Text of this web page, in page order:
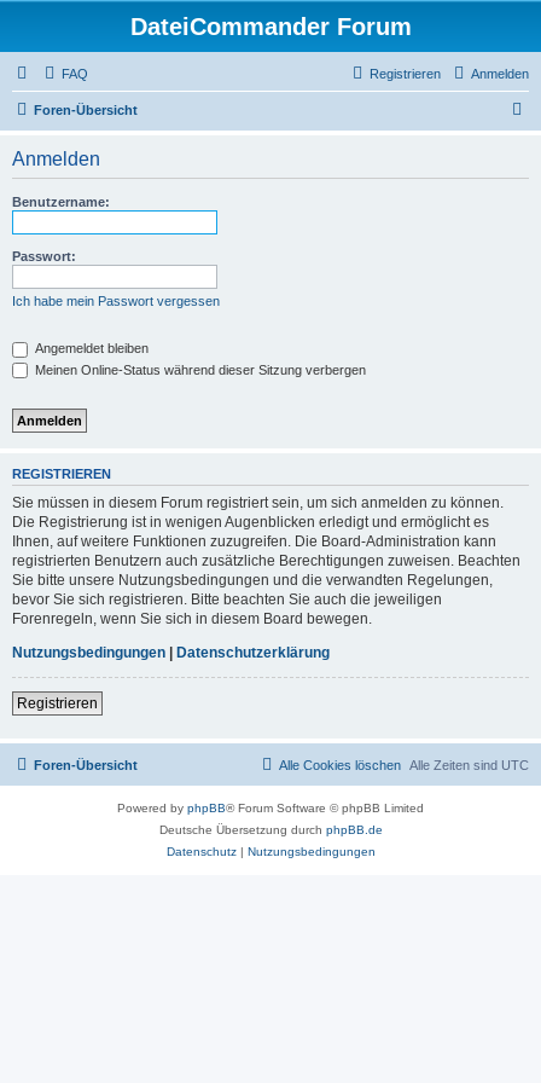
DateiCommander Forum
FAQ Anmelden
Registrieren
Foren-Übersicht
Anmelden
Benutzername:
Passwort:
Ich habe mein Passwort vergessen
Angemeldet bleiben
Meinen Online-Status während dieser Sitzung verbergen
REGISTRIEREN
Sie müssen in diesem Forum registriert sein, um sich anmelden zu können.
Die Registrierung ist in wenigen Augenblicken erledigt und ermöglicht es
Ihnen, auf weitere Funktionen zuzugreifen. Die Board-Administration kann
registrierten Benutzern auch zusätzliche Berechtigungen zuweisen. Beachten
Sie bitte unsere Nutzungsbedingungen und die verwandten Regelungen,
bevor Sie sich registrieren. Bitte beachten Sie auch die jeweiligen
Forenregeln, wenn Sie sich in diesem Board bewegen.
Nutzungsbedingungen | Datenschutzerklärung
Registrieren
Foren-Übersicht Alle Zeiten sind UTC
Alle Cookies löschen
Powered by phpBB® Forum Software © phpBB Limited
Deutsche Übersetzung durch phpBB.de
Datenschutz| Nutzungsbedingungen